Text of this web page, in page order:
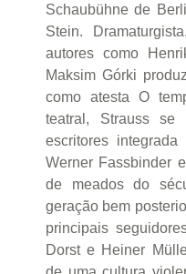
Schaubühne de
Stein.
autores como
Maksim Górki
como atesta O
teatral, Strauss se
escritores
Werner Fassbinder
de meados do
geração bem
principais
Dorst e Heiner